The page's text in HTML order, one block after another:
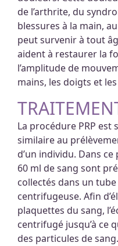
de l’arthrite, du
blessures à la main,
peut survenir à tout
aident à restaurer la
l’amplitude de
mains, les doigts et
La procédure PRP est
similaire au
d’un individu. Dans
60 ml de sang sont
collectés dans un
centrifugeuse. Afin
plaquettes du sang,
centrifugé jusqu’à ce
des particules de sang.